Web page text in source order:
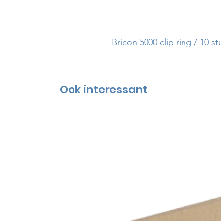
Bricon 5000 clip ring / 10
Ook interessant